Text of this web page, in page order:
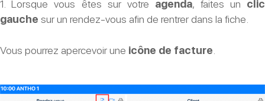
1. Lorsque vous êtes sur votre agenda, faites un clic
gauche sur un rendez-vous afin de rentrer dans la fiche.
Vous pourrez apercevoir une icône de facture.